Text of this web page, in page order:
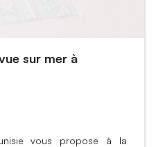
sur mer à
vous propose à la